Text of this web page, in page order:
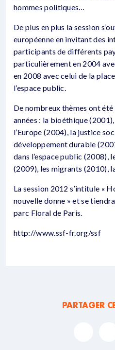
hommes politiques…
De plus en plus la session
européenne en invitant des
participants de différents
particulièrement en 2004
en 2008 avec celui de la
l’espace public.
De nombreux thèmes ont
années : la bioéthique
l’Europe (2004), la justice
développement durable
dans l’espace public (2008),
(2009), les migrants (2010),
La session 2012 s’intitule «
nouvelle donne » et se
parc Floral de Paris.
http://www.ssf-fr.org/ssf
PARTAGER